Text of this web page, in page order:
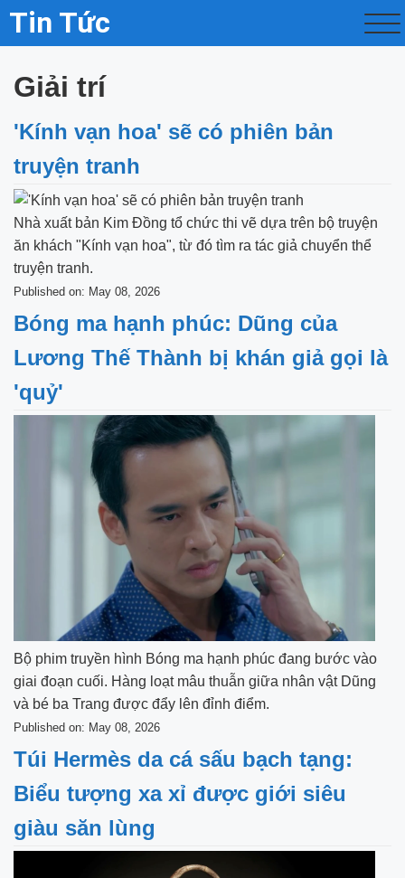
Tin Tức
Giải trí
'Kính vạn hoa' sẽ có phiên bản
truyện tranh
Nhà xuất bản Kim Đồng tổ chức thi vẽ dựa trên bộ truyện
ăn khách "Kính vạn hoa", từ đó tìm ra tác giả chuyển thể
truyện tranh.
Published on: May 08, 2026
Bóng ma hạnh phúc: Dũng của
Lương Thế Thành bị khán giả gọi là
'quỷ'
Bộ phim truyền hình Bóng ma hạnh phúc đang bước vào
giai đoạn cuối. Hàng loạt mâu thuẫn giữa nhân vật Dũng
và bé ba Trang được đẩy lên đỉnh điểm.
Published on: May 08, 2026
Túi Hermès da cá sấu bạch tạng:
Biểu tượng xa xỉ được giới siêu
giàu săn lùng